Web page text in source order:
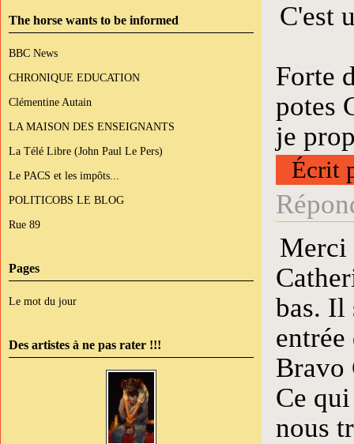
The horse wants to be informed
BBC News
CHRONIQUE EDUCATION
Clémentine Autain
LA MAISON DES ENSEIGNANTS
La Télé Libre (John Paul Le Pers)
Le PACS et les impôts...
POLITICOBS LE BLOG
Rue 89
Pages
Le mot du jour
Des artistes à ne pas rater !!!
C'est
Forte
potes
je
Écrit
Merci
bas. Il
Bravo
Ce
nous